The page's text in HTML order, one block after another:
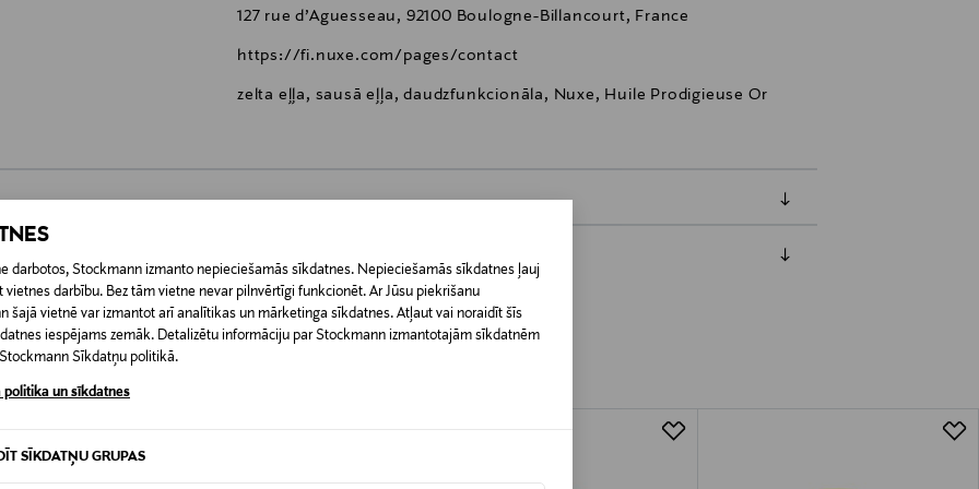
darbotos, Stockmann izmanto nepieciešamās sīkdatnes. Nepieciešamās sīkdatnes ļauj
vietnes darbību. Bez tām vietne nevar pilnvērtīgi funkcionēt. Ar Jūsu piekrišanu
šajā vietnē var izmantot arī analītikas un mārketinga sīkdatnes. Atļaut vai noraidīt šīs
iespējams zemāk. Detalizētu informāciju par Stockmann izmantotajām sīkdatnēm
Sīkdatņu politikā.
politika un sīkdatnes
SĪKDATŅU GRUPAS
127 rue d’Aguesseau, 92100 Boulogne-Billancourt, France
https://fi.nuxe.com/pages/contact
zelta eļļa, sausā eļļa, daudzfunkcionāla, Nuxe, Huile Prodigieuse Or
0,00 € – 4,90 €
saņemšanas brīža. Atgriešana ir bezmaksas, un par to nav jāpaziņo iepriekš. Veselības un higiēnas
preces, ja to zīmogs ir atvērts. Aizzīmogotiem kosmētikas un dabiskiem līdzekļiem, kas tiek atdoti